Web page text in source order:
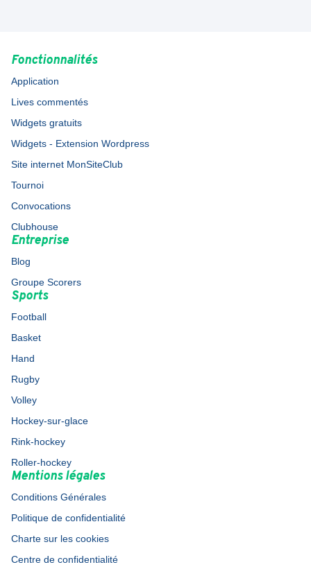
Fonctionnalités
Application
Lives commentés
Widgets gratuits
Widgets - Extension Wordpress
Site internet MonSiteClub
Tournoi
Convocations
Clubhouse
Entreprise
Blog
Groupe Scorers
Sports
Football
Basket
Hand
Rugby
Volley
Hockey-sur-glace
Rink-hockey
Roller-hockey
Mentions légales
Conditions Générales
Politique de confidentialité
Charte sur les cookies
Centre de confidentialité